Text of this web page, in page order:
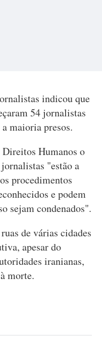
indicou que
54 jornalistas
maioria presos.
Direitos Humanos o
"estão a
procedimentos
e podem
sejam condenados".
de várias cidades
apesar do
iranianas,
morte.